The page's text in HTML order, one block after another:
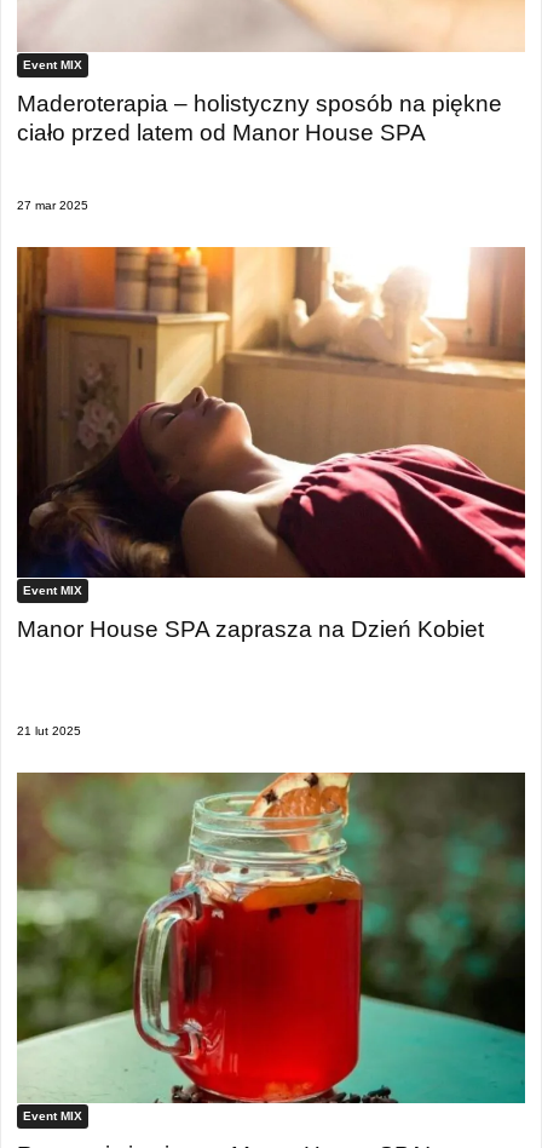
Event MIX
Maderoterapia – holistyczny sposób na piękne
ciało przed latem od Manor House SPA
27 mar 2025
Event MIX
Manor House SPA zaprasza na Dzień Kobiet
21 lut 2025
Event MIX